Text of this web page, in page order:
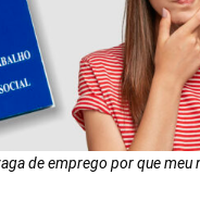
de emprego por que meu